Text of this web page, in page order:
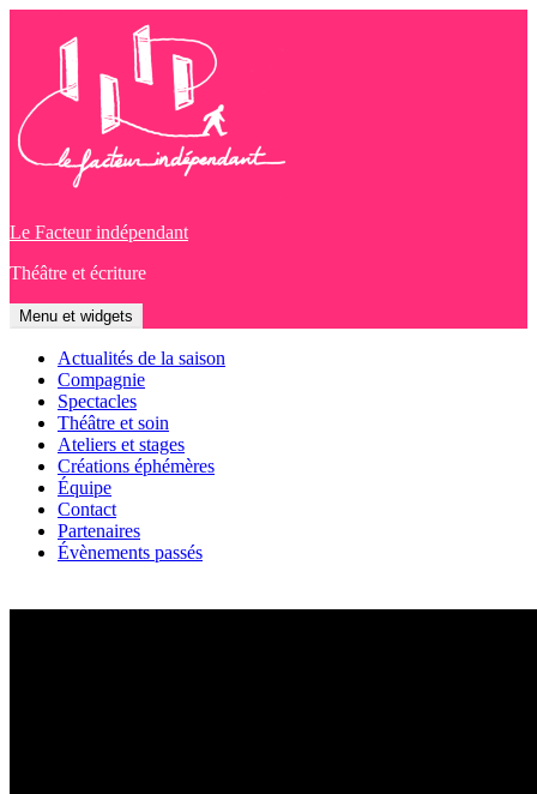
contenu
Le Facteur indépendant
Théâtre et écriture
Menu et widgets
Actualités de la saison
Compagnie
Spectacles
Théâtre et soin
Ateliers et stages
Créations éphémères
Équipe
Contact
Partenaires
Évènements passés